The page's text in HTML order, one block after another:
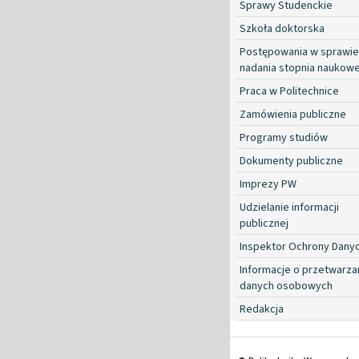
Sprawy Studenckie
Szkoła doktorska
Postępowania w sprawie
nadania stopnia
Praca w Politechnice
Zamówienia publiczne
Programy studiów
Dokumenty publiczne
Imprezy PW
Udzielanie informacji
publicznej
Inspektor Ochrony
Informacje o
danych osobowych
Redakcja